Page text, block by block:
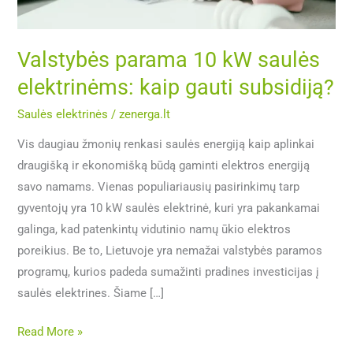
Valstybės parama 10 kW saulės
elektrinėms: kaip gauti subsidiją?
Saulės elektrinės /zenerga.lt
Vis daugiau žmonių renkasi saulės energiją kaip aplinkai
draugišką ir ekonomišką būdą gaminti elektros energiją
savo namams. Vienas populiariausių pasirinkimų tarp
gyventojų yra 10 kW saulės elektrinė, kuri yra pakankamai
galinga, kad patenkintų vidutinio namų ūkio elektros
poreikius. Be to, Lietuvoje yra nemažai valstybės paramos
programų, kurios padeda sumažinti pradines investicijas į
saulės elektrines. Šiame […]
gauti
subsidiją?
Read More »